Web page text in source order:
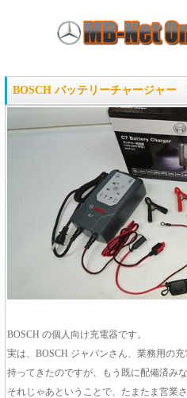
BOSCH バッテリーチャージャー
BOSCH の個人向け充電器です。
実は、BOSCH ジャパンさん、業務用の
持ってきたのですが、もう既に配備済み
それじゃあということで、たまたま営業